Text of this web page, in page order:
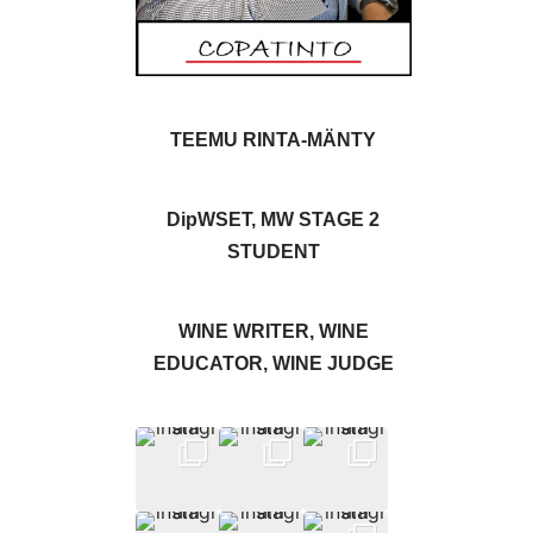
TEEMU RINTA-MÄNTY
DipWSET, MW STAGE 2
STUDENT
WINE WRITER, WINE
EDUCATOR, WINE JUDGE